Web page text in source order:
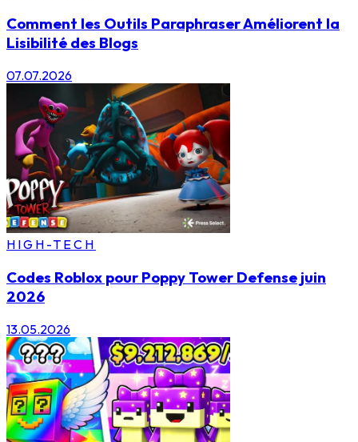
Comment les Outils Paraphraser Améliorent la
Lisibilité des Blogs
07.07.2026
HIGH-TECH
Codes Roblox pour Poppy Tower Defense juin
2026
13.05.2026